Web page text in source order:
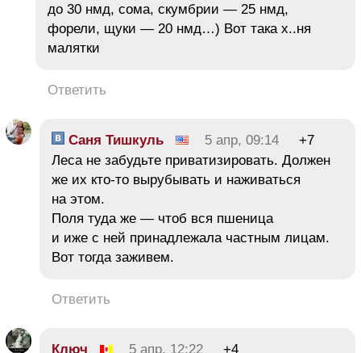
до 30 нмд, сома, скумбрии — 25 нмд,
форели, щуки — 20 нмд…) Вот така х..ня
малятки
Ответить
Саня Тишкуль 5 апр, 09:14
+7
Леса не забудьте приватизировать. Должен
же их кто-то вырубывать и наживаться
на этом.
Поля туда же — чтоб вся пшеница
и иже с ней принадлежала частным лицам.
Вот тогда заживем.
Ответить
Ключ 5 апр, 12:22
+4